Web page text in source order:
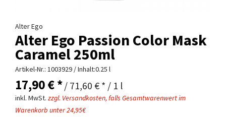
Alter Ego
Alter Ego Passion Color Mask
Caramel 250ml
Artikel-Nr.: 1003929 / Inhalt:0.25 l
17,90 € */ 71,60 € * / 1 l
inkl. MwSt. zzgl. Versandkosten, falls Gesamtwarenwert im
Warenkorb unter 24,95€